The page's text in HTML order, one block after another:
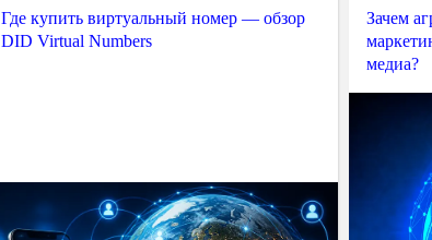
Где купить виртуальный номер — обзор
DID Virtual Numbers
Зачем
медиа?